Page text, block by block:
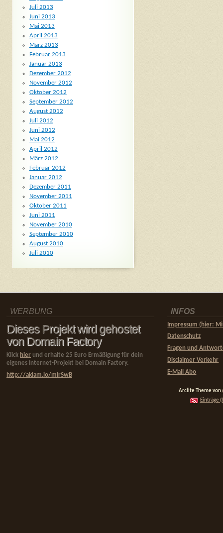
Juli 2013
Juni 2013
Mai 2013
April 2013
März 2013
Februar 2013
Januar 2013
Dezember 2012
November 2012
Oktober 2012
September 2012
August 2012
Juli 2012
Juni 2012
Mai 2012
April 2012
März 2012
Februar 2012
Januar 2012
Dezember 2011
November 2011
Oktober 2011
Juni 2011
November 2010
September 2010
August 2010
Juli 2010
WERBUNG
Dieses Projekt wird gehostet
von Domain Factory
Klick hier und erhalte 25 Euro Ermäßigung für dein
eigenes Internet-Projekt bei Domain Factory.
http://aklam.io/mirSwB
INFOS
Impressum (hier:
Datenschutz
Fragen und
Disclaimer Verkehr
E-Mail Abo
Arclite Theme von
Einträge